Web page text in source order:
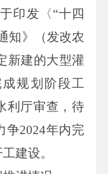
印发〈 “十四
知》（发改农
新建的大型灌
规划阶段工
利厅审查，待
争2024年内完
建设。